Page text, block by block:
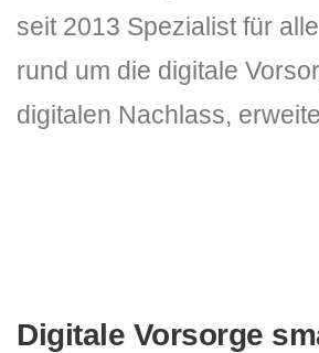
seit 2013 Spezialist für
rund um die digitale
digitalen Nachlass,
Digitale Vorsorge